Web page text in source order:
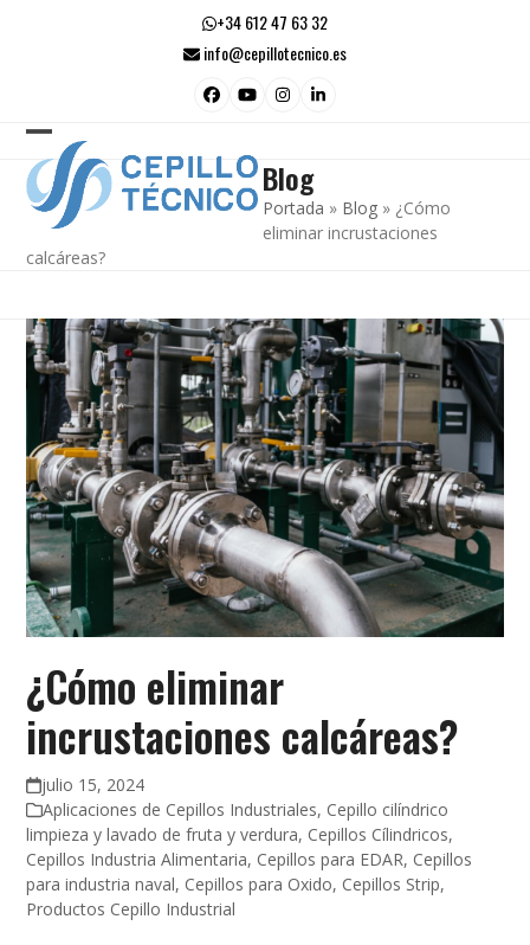
+34 612 47 63 32
info@cepillotecnico.es
Facebook
YouTubeInstagram
LinkedIn
Open
mobile
menu
Close
mobile
menu
Blog
Portada » Blog » ¿Cómo
eliminar incrustaciones
calcáreas?
¿Cómo eliminar
incrustaciones calcáreas?
julio 15, 2024
Aplicaciones de Cepillos Industriales, Cepillo cilíndrico
limpieza y lavado de fruta y verdura, Cepillos Cílindricos,
Cepillos Industria Alimentaria, Cepillos para EDAR, Cepillos
para industria naval, Cepillos para Oxido, Cepillos Strip,
Productos Cepillo Industrial